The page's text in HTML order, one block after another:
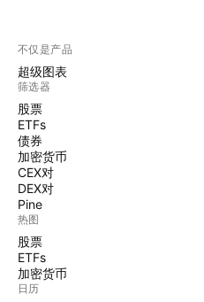
不仅是产品
超级图表
筛选器
股票
ETFs
债券
加密货币
CEX对
DEX对
Pine
热图
股票
ETFs
加密货币
日历